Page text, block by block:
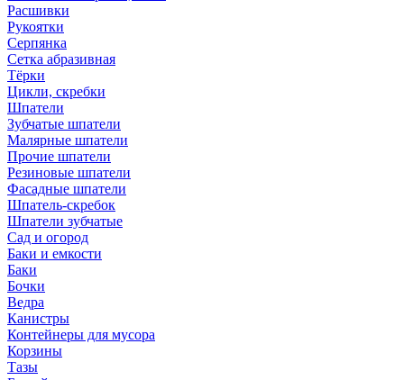
Расшивки
Рукоятки
Серпянка
Сетка абразивная
Тёрки
Цикли, скребки
Шпатели
Зубчатые шпатели
Малярные шпатели
Прочие шпатели
Резиновые шпатели
Фасадные шпатели
Шпатель-скребок
Шпатели зубчатые
Сад и огород
Баки и емкости
Баки
Бочки
Ведра
Канистры
Контейнеры для мусора
Корзины
Тазы